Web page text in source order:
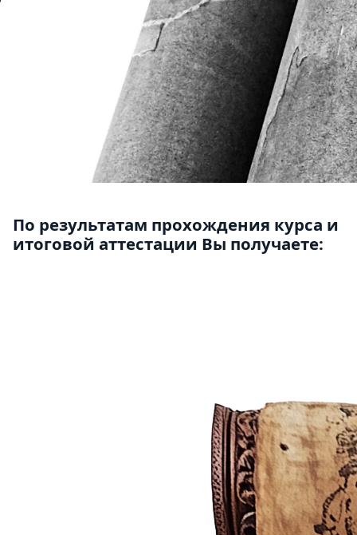
По результатам прохождения курса и
итоговой аттестации Вы получаете: